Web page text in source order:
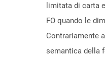
limitata di carta
FO quando le
Contrariamente
semantica della